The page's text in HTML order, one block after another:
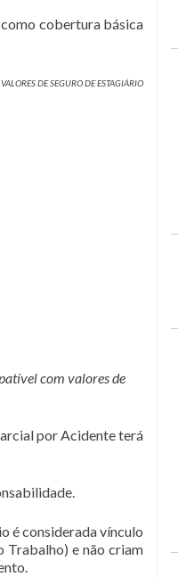
como cobertura básica
DE SEGURO DE ESTAGIÁRIO
com valores de
por Acidente terá
é considerada vínculo
Trabalho) e não criam